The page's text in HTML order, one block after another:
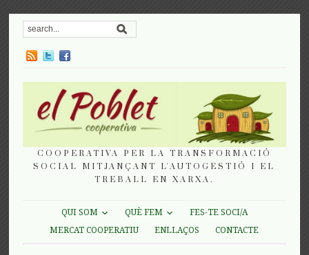
COOPERATIVA PER LA TRANSFORMACIÓ
SOCIAL MITJANÇANT L'AUTOGESTIÓ I EL
TREBALL EN XARXA.
QUI SOM QUÈ FEM
FES-TE SOCI/A
MERCAT COOPERATIU
ENLLAÇOS CONTACTE